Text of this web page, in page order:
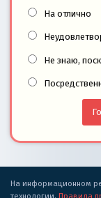
На отлично
Не знаю,
На информационном
технологии. Правила